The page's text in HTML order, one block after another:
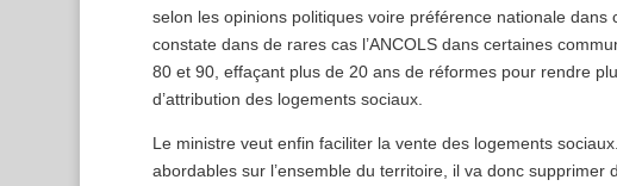
selon les opinions politiques voire préférence nationale
constate dans de rares cas l’ANCOLS dans certaines
80 et 90, effaçant plus de 20 ans de réformes pour rendre
d’attribution des logements sociaux.
Le ministre veut enfin faciliter la vente des logements
abordables sur l’ensemble du territoire, il va donc